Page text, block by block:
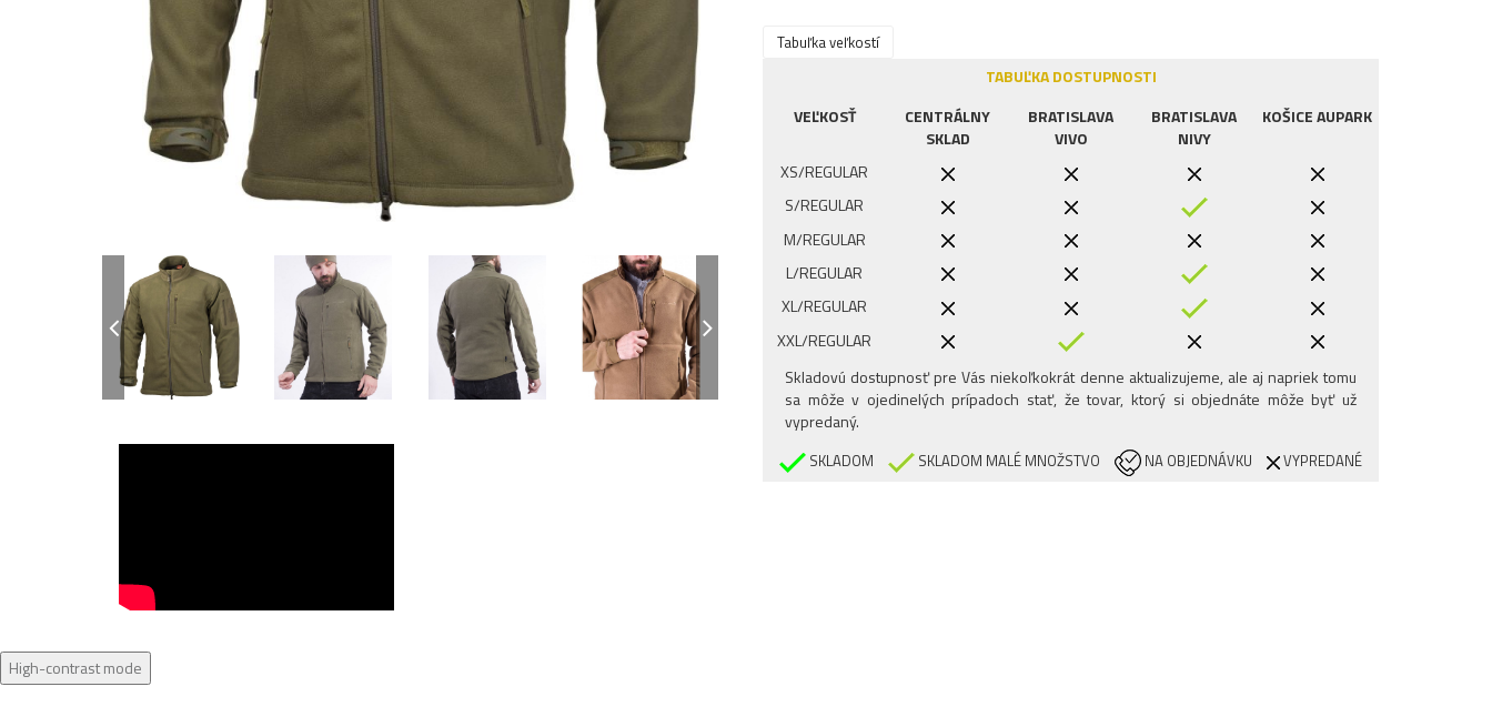
Tabuľka veľkostí
TABUĽKA DOSTUPNOSTI
VEĽKOSŤ
CENTRÁLNY
SKLAD
BRATISLAVA
VIVO
BRATISLAVA
NIVY
KOŠICE AUPARK
XS/REGULAR
S/REGULAR
M/REGULAR
L/REGULAR
XL/REGULAR
XXL/REGULAR
Skladovú dostupnosť pre Vás niekoľkokrát denne aktualizujeme, ale aj napriek tomu
sa môže v ojedinelých prípadoch stať, že tovar, ktorý si objednáte môže byť už
vypredaný.
SKLADOM SKLADOM MALÉ MNOŽSTVO NA OBJEDNÁVKU VYPREDANÉ
High-contrast mode